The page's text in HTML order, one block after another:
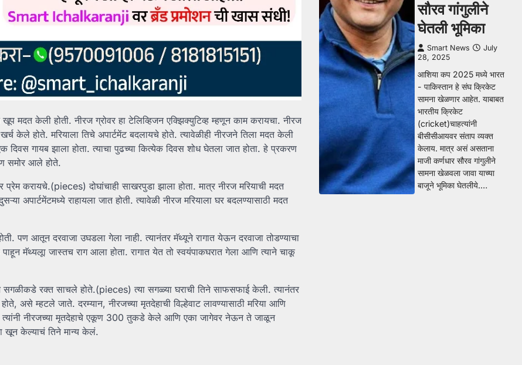
मदत केली होती. नीरज ग्रोवर हा टेलिव्हिजन एक्झिक्युटिव्ह म्हणून काम करायचा. नीरज
केले होते. मरियाला तिचे अपार्टमेंट बदलायचे होते. त्यावेळीही नीरजने तिला मदत केली
दिवस गायब झाला होता. त्याचा पुढच्या कित्येक दिवस शोध घेतला जात होता. हे प्रकरण
समोर आले होते.
करायचे.(pieces) दोघांचाही साखरपुडा झाला होता. मात्र नीरज मरियाची मदत
अपार्टमेंटमध्ये राहायला जात होती. त्यावेळी नीरज मरियाला घर बदलण्यासाठी मदत
पण आतून दरवाजा उघडला गेला नाही. त्यानंतर मॅथ्यूने रागात येऊन दरवाजा तोडण्याचा
मॅथ्यलूा जास्तच राग आला होता. रागात येत तो स्वयंपाकघरात गेला आणि त्याने चाकू
सगळीकडे रक्त साचले होते.(pieces) त्या सगळ्या घराची तिने साफसफाई केली. त्यानंतर
असे म्हटले जाते. दरम्यान, नीरजच्या मृतदेहाची विल्हेवाट लावण्यासाठी मरिया आणि
त्यांनी नीरजच्या मृतदेहाचे एकूण 300 तुकडे केले आणि एका जागेवर नेऊन ते जाळून
खून केल्याचं तिने मान्य केलं.
सौरव गांगुलीने
घेतली भूमिका
Smart News
July
28, 2025
आशिया कप 2025 मध्ये भारत
- पाकिस्तान हे संघ क्रिकेट
सामना खेळणार आहेत. याबाबत
भारतीय क्रिकेट
(cricket)चाहत्यांनी
बीसीसीआयवर संताप व्यक्त
केलाय. मात्र असं असताना
माजी कर्णधार सौरव गांगुलीने
सामना खेळवला जावा याच्या
बाजूने भूमिका घेतलीये.…